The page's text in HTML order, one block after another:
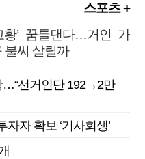
스포츠 +
황’ 꿈틀댄다…거인 가
불씨 살릴까
…“선거인단 192→2만
자 확보 ‘기사회생’